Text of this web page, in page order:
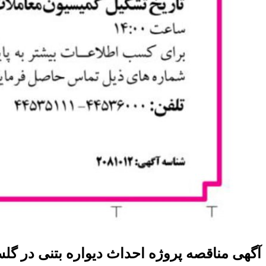
آگهی مناقصه پروژه احداث دیواره بتنی در گلستان ۸۴ -